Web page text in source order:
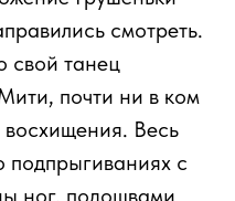
смотреть.
свой танец
почти ни в ком
Весь
подпрыгиваниях с
ног, подошвами